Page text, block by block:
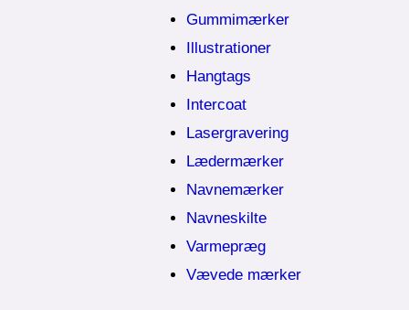
Gummimærker
Illustrationer
Hangtags
Intercoat
Lasergravering
Lædermærker
Navnemærker
Navneskilte
Varmepræg
Vævede mærker